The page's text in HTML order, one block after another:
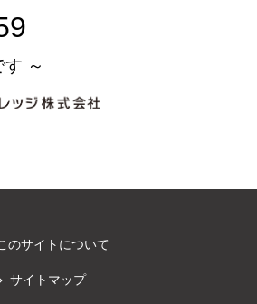
～
のサイトについて
サイトマップ